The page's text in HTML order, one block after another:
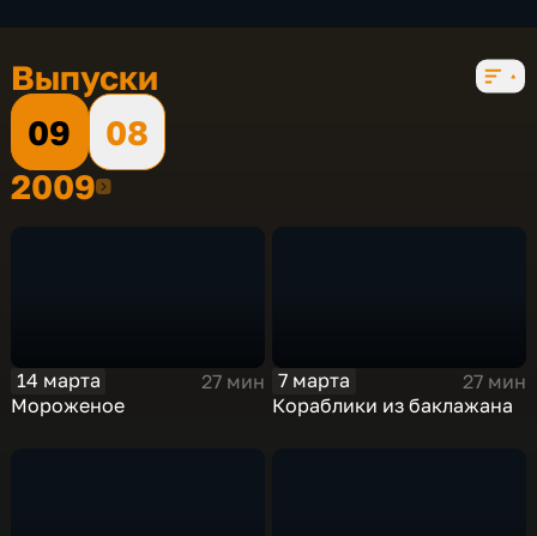
Выпуски
09
08
20092009
14 марта
27 мин
Мороженое
7 марта
27 мин
Кораблики из баклажана